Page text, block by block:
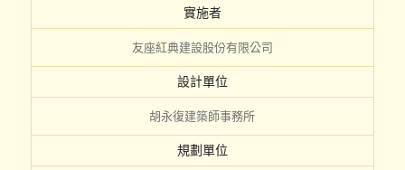
實施者
友座紅典建設股份有限公司
設計單位
胡永復建築師事務所
規劃單位